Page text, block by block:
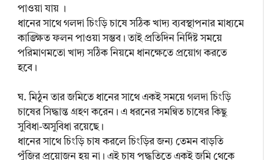
পাওয়া যায় ।
ধানের সাথে গলদা চিংড়ি চাষে সঠিক খাদ্য ব্যবস্থাপনার মাধ্যমে
কাঙ্ক্ষিত ফলন পাওয়া সম্ভব। তাই প্রতিদিন নির্দিষ্ট সময়ে
পরিমাণমতো খাদ্য সঠিক নিয়মে ধানক্ষেতে প্রয়োগ করতে
হবে।
ঘ. মিঠুন তার জমিতে ধানের সাথে একই সময়ে গলদা চিংড়ি
চাষের সিদ্ধান্ত গ্রহণ করেন। এ ধরনের সমন্বিত চাষের কিছু
সুবিধা-অসুবিধা রয়েছে।
ধানের সাথে চিংড়ি চাষ করলে চিংড়ির জন্য তেমন বাড়তি
পুঁজির প্রয়োজন হয় না। এই চাষ পদ্ধতিতে একই জমি থেকে